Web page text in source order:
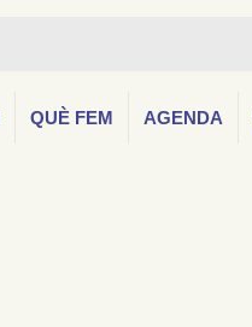
QUÈ FEM AGENDA